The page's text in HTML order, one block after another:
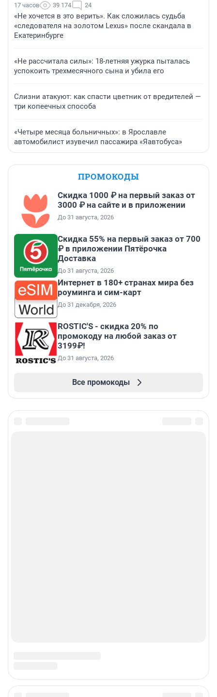
17 часов 39 174 24
«Не хочется в это верить». Как сложилась судьба
«следователя на золотом Lexus» после скандала в
Екатеринбурге
«Не рассчитала силы»: 18-летняя ужурка пыталась
успокоить трехмесячного сына и убила его
Слизни атакуют: как спасти цветник от вредителей —
три копеечных способа
«Четыре месяца больничных»: в Ярославле
автомобилист изувечил пассажира «Яавтобуса»
ПРОМОКОДЫ
Скидка 1000 ₽ на первый заказ от
3000 ₽ на сайте и в приложении
До 31 августа, 2026
Скидка 55% на первый заказ от 700
₽ в приложении Пятёрочка
Доставка
До 31 августа, 2026
Интернет в 180+ странах мира без
роуминга и сим-карт
До 31 декабря, 2026
ROSTIC'S - скидка 20% по
промокоду на любой заказ от
3199₽!
До 31 августа, 2026
Все промокоды